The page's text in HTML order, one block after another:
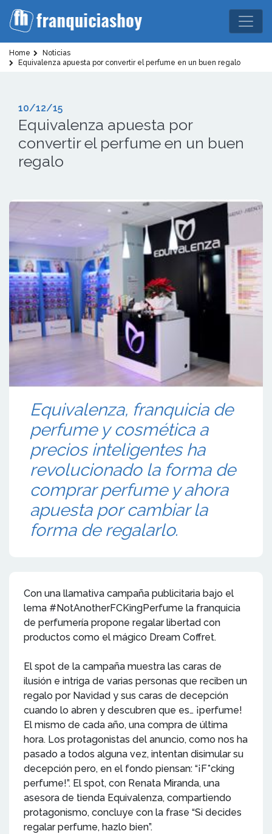
Home
Noticias
Equivalenza apuesta por convertir el perfume en un buen regalo
10/12/15
Equivalenza apuesta por
convertir el perfume en un buen
regalo
Equivalenza, franquicia de
perfume y cosmética a
precios inteligentes ha
revolucionado la forma de
comprar perfume y ahora
apuesta por cambiar la
forma de regalarlo.
Con una llamativa campaña publicitaria bajo el
lema #NotAnotherFCKingPerfume la franquicia
de perfumería propone regalar libertad con
productos como el mágico Dream Coffret.
El spot de la campaña muestra las caras de
ilusión e intriga de varias personas que reciben un
regalo por Navidad y sus caras de decepción
cuando lo abren y descubren que es… ¡perfume!
El mismo de cada año, una compra de última
hora. Los protagonistas del anuncio, como nos ha
pasado a todos alguna vez, intentan disimular su
decepción pero, en el fondo piensan: “¡F*cking
perfume!”. El spot, con Renata Miranda, una
asesora de tienda Equivalenza, compartiendo
protagonismo, concluye con la frase “Si decides
regalar perfume, hazlo bien”.